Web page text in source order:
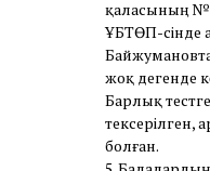
қаласының №
ҰБТӨП-сінде
жоқ дегенде
Барлық
тексерілген,
болған.